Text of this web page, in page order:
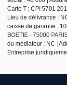
Carte T : CPI 5701
Lieu de délivrance :
caisse de garantie :
BOETIE - 75000
du médiateur : NC |
Entreprise